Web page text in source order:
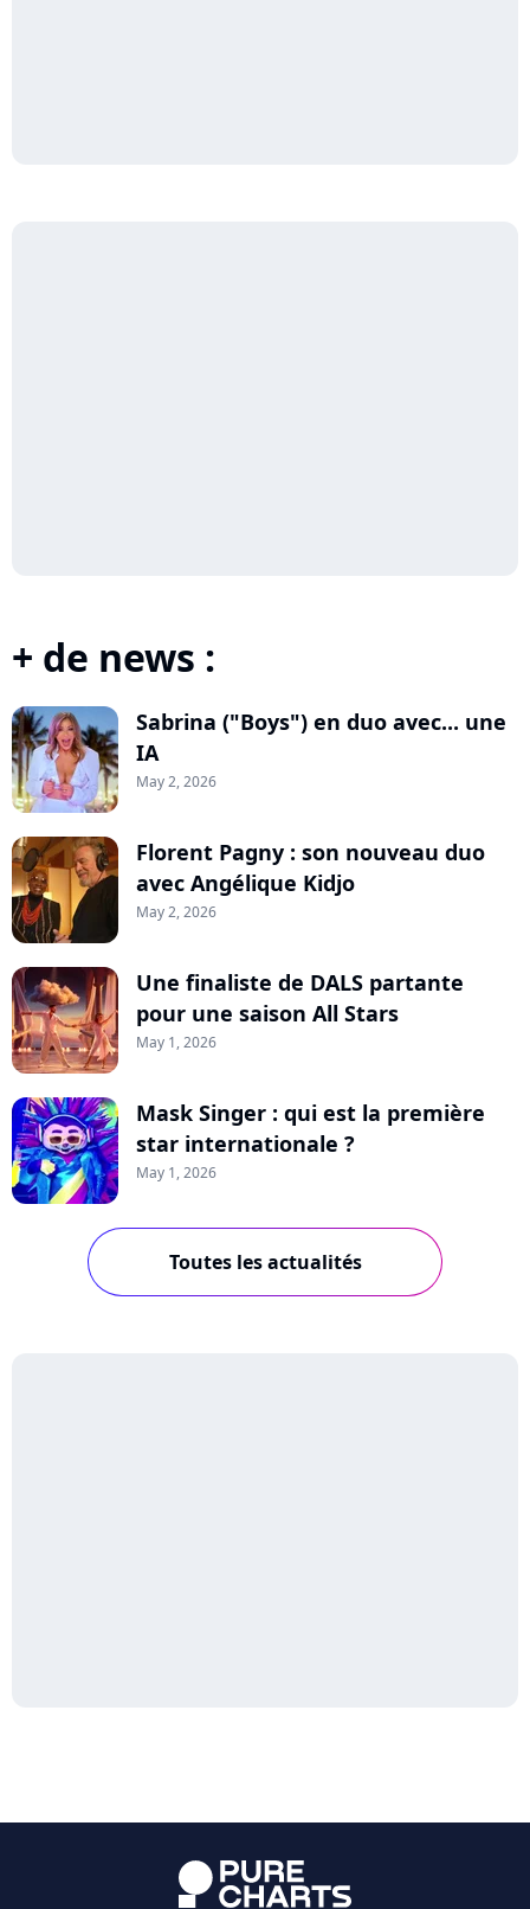
+ de news :
Sabrina ("Boys") en duo avec... une
IA
May 2, 2026
Florent Pagny : son nouveau duo
avec Angélique Kidjo
May 2, 2026
Une finaliste de DALS partante
pour une saison All Stars
May 1, 2026
Mask Singer : qui est la première
star internationale ?
May 1, 2026
Toutes les actualités